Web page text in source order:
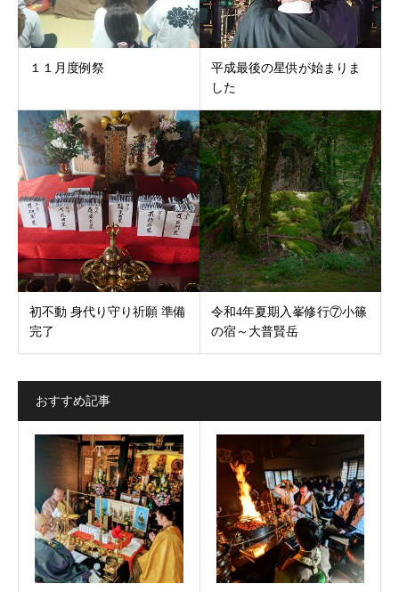
１１月度例祭
平成最後の星供が始まりま
した
初不動 身代り守り祈願 準備
完了
令和4年夏期入峯修行⑦小篠
の宿～大普賢岳
おすすめ記事